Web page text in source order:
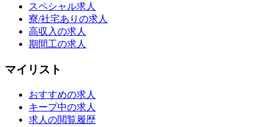
スペシャル求人
寮/社宅ありの求人
高収入の求人
期間工の求人
マイリスト
おすすめの求人
キープ中の求人
求人の閲覧履歴